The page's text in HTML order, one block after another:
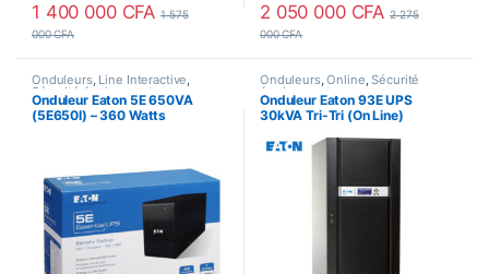
1 400 000 CFA 1 575
000CFA
2 050 000 CFA 2 275
000CFA
Onduleurs, Line Interactive,
Sécurité équipements
Onduleur Eaton 5E 650VA
(5E650I) – 360 Watts
Onduleurs,Online,Sécurité
équipements
Onduleur Eaton 93E UPS
30kVA Tri-Tri (On Line)